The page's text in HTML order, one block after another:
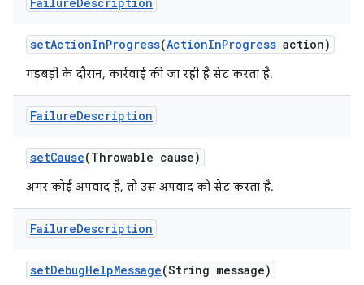
setActionInProgress(ActionInProgress action)
गड़बड़ी के दौरान, कार्रवाई की जा रही है सेट करता है.
FailureDescription
setCause(Throwable cause)
अगर कोई अपवाद है, तो उस अपवाद को सेट करता है.
FailureDescription
setDebugHelpMessage(String message)